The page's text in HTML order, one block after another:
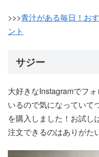
>>>青汁がある毎日！お
ント
サジー
大好きなInstagramでフ
いるので気になっていて
を購入しました！お試し
注文できるのはありがたい